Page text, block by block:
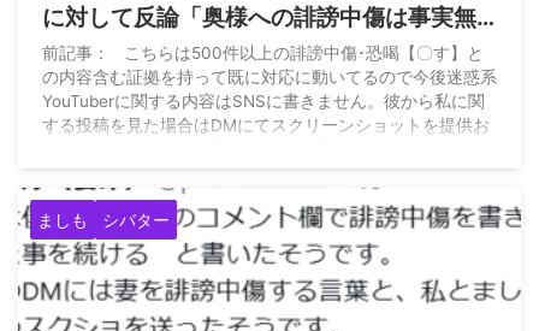
に対して反論「奥様への誹謗中傷は事実無
根、絶縁の手伝いをしてほしいという内容
で連絡した」
前記事： こちらは500件以上の誹謗中傷･恐喝【〇す】と
の内容含む証拠を持って既に対応に動いてるので今後迷惑系
YouTuberに関する内容はSNSに書きません。彼から私に関
する投稿を見た場合はDMにてスクリーンショットを提供お
(@pinko_mm) August 8, 2026
ましも シバター